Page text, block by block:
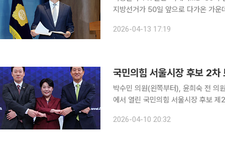
지방선거가 50일 앞으로 다가온 가운
2026-04-13 17:19
국민의힘 서울시장 후보 2
박수민 의원(왼쪽부터), 윤희숙 전 의
에서 열린 국민의힘 서울시장 후보
2026-04-10 20:32